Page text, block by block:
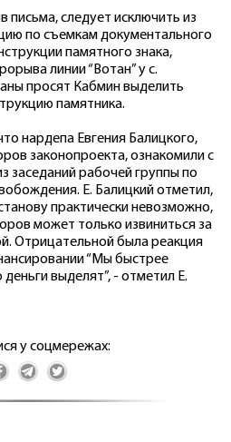
следует исключить из
по съемкам документального
памятного знака,
линии “Вотан” у с.
просят Кабмин выделить
памятника.
нардепа Евгения Балицкого,
законопроекта, ознакомили с
заседаний рабочей группы по
Е. Балицкий отметил,
практически невозможно,
может только извиниться за
Отрицательной была реакция
“Мы быстрее
выделят”, - отметил Е.
у соцмережах: